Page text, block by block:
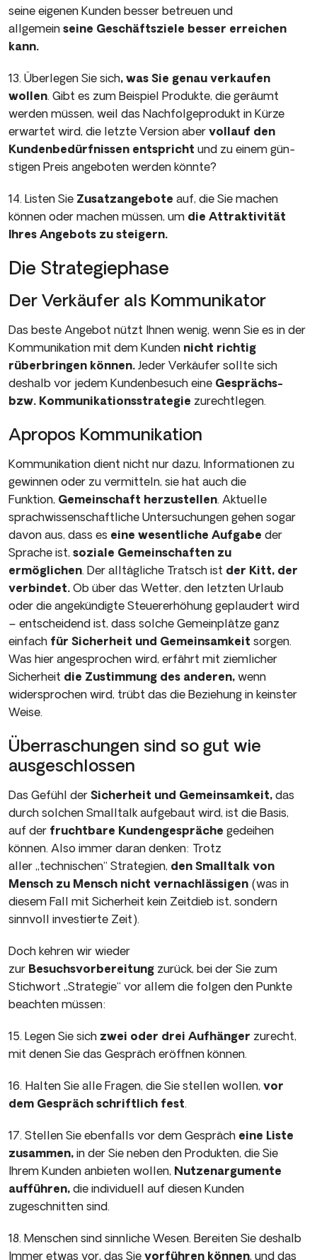
seine eigenen Kunden besser betreu­en und
allgemein seine Geschäftsziele besser erreichen
kann.
13. Überlegen Sie sich, was Sie genau verkaufen
wollen. Gibt es zum Beispiel Produkte, die geräumt
werden müssen, weil das Nachfolgeprodukt in Kürze
erwartet wird, die letzte Version aber vollauf den
Kundenbedürfnissen entspricht und zu einem gün­
stigen Preis angeboten werden könnte?
14. Listen Sie Zusatzangebote auf, die Sie machen
können oder machen müssen, um die Attraktivität
Ihres Angebots zu steigern.
Die Strategiephase
Der Verkäufer als Kommunikator
Das beste Angebot nützt Ihnen wenig, wenn Sie es in der
Kommuni­kation mit dem Kunden nicht richtig
rüberbringen können. Jeder Verkäufer sollte sich
deshalb vor jedem Kundenbesuch eine Ge­sprächs-
bzw. Kommunikationsstrategie zurechtlegen.
Apropos Kommunikation
Kommunikation dient nicht nur dazu, Informationen zu
gewinnen oder zu vermitteln, sie hat auch die
Funktion, Gemeinschaft herzustellen. Aktuelle
sprachwissenschaftli­che Untersuchungen gehen sogar
davon aus, dass es eine wesentliche Aufgabe der
Sprache ist, soziale Gemeinschaften zu
ermöglichen. Der alltägliche Tratsch ist der Kitt, der
verbindet. Ob über das Wetter, den letzten Urlaub
oder die angekündigte Steuererhöhung geplau­dert wird
– entscheidend ist, dass solche Gemeinplätze ganz
einfach für Sicherheit und Gemeinsamkeit sorgen.
Was hier angesprochen wird, erfährt mit ziemlicher
Sicherheit die Zustimmung des anderen, wenn
widersprochen wird, trübt das die Beziehung in keinster
Weise.
Überraschungen sind so gut wie
ausgeschlossen
Das Gefühl der Si­cherheit und Gemeinsamkeit, das
durch solchen Smalltalk aufgebaut wird, ist die Basis,
auf der fruchtbare Kundengespräche gedeihen
können. Also immer daran denken: Trotz
aller „technischen“ Stra­tegien, den Smalltalk von
Mensch zu Mensch nicht vernachlässigen (was in
diesem Fall mit Sicherheit kein Zeitdieb ist, sondern
sinnvoll investierte Zeit).
Doch kehren wir wieder
zur Besuchsvorbereitung zurück, bei der Sie zum
Stichwort „Strategie“ vor allem die folgen­ den Punkte
beachten müssen:
15. Legen Sie sich zwei oder drei Aufhänger zurecht,
mit denen Sie das Gespräch eröffnen können.
16. Halten Sie alle Fragen, die Sie stellen wollen, vor
dem Ge­spräch schriftlich fest.
17. Stellen Sie ebenfalls vor dem Gespräch eine Liste
zusammen, in der Sie neben den Produkten, die Sie
Ihrem Kunden anbieten wollen, Nutzenargumente
aufführen, die individuell auf diesen Kunden
zugeschnitten sind.
18. Menschen sind sinnliche Wesen. Bereiten Sie deshalb
Immer etwas vor, das Sie vorführen können, und das